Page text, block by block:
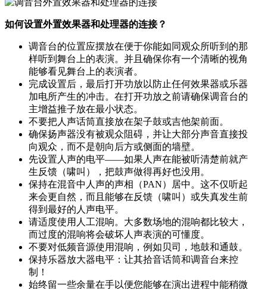
如何设置外置效果器和处理器的连接？
调音台的位置应摆放在便于你能如同观众所听到的那
样听到舞台上的表演。并且确保你有一个清晰的视角
能够看见舞台上的表演者。
完成设置后，最后打开功放以防止任何效果器或乐器
加电所产生的冲击。在打开功放之前请确保调音台的
主增益推子放在最小状态。
不要把人声话筒直接放在架子鼓或吉他架前面。
确保扬声器没有被观众阻碍，并让大部分声音直接投
向观众，而不是朝向后方或侧面的墙壁。
先设置人声的电平——如果人声在能被听清楚前就产
生反馈（啸叫），把鼓声做得再好也没用。
保持在混音中人声的声相（PAN）居中。这不仅听起
来会更自然，而且能够在反馈（啸叫）或失真发生前
得到最好的人声电平。
请适度使用人工混响。大多数场地的混响都比较大，
而过度的混响将会破坏人声表演的可懂度。
不要对低频音源使用混响，例如贝司，地鼓和通鼓。
保持乐器放大器电平：让其拾音话筒和调音台来控
制！
始终留一些余量在手以便您能够在演出进程中能稍微